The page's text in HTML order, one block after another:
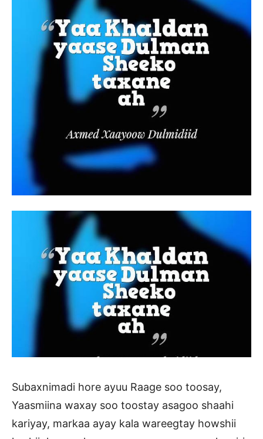
Subaxnimadi hore ayuu Raage soo toosay,
Yaasmiina waxay soo toostay asagoo shaahi
kariyay, markaa ayay kala wareegtay howshii